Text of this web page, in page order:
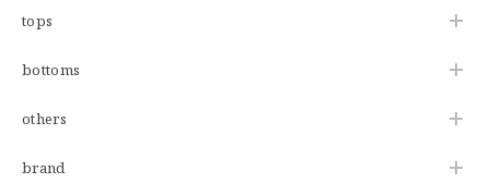
tops
bottoms
others
brand